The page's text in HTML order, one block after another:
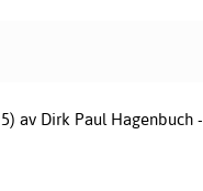
av Dirk Paul Hagenbuch -